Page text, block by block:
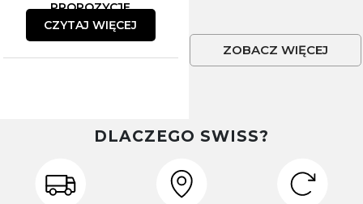
PROPOZYCJE
CZYTAJ WIĘCEJ
ZOBACZ WIĘCEJ
DLACZEGO SWISS?